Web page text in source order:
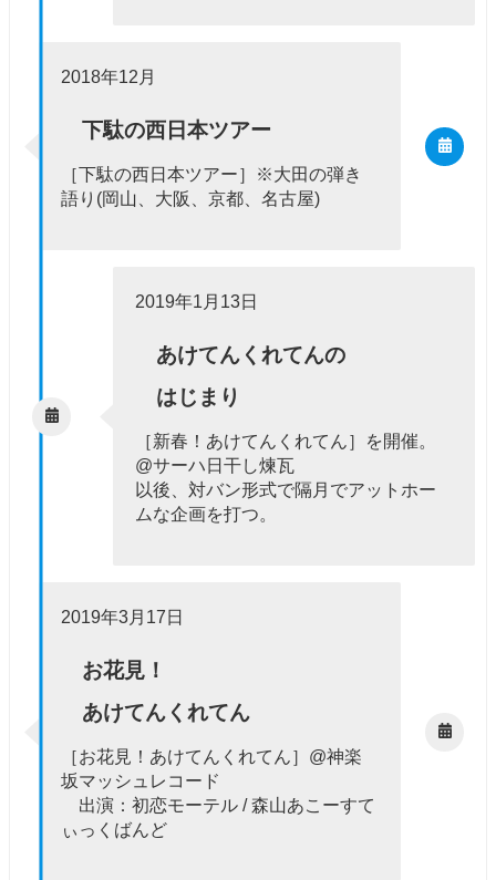
2018年12月
下駄の西日本ツアー
［下駄の西日本ツアー］※大田の弾き
語り(岡山、大阪、京都、名古屋)
2019年1月13日
あけてんくれてんの
はじまり
［新春！あけてんくれてん］を開催。
@サーハ日干し煉瓦
以後、対バン形式で隔月でアットホー
ムな企画を打つ。
2019年3月17日
お花見！
あけてんくれてん
［お花見！あけてんくれてん］@神楽
坂マッシュレコード
出演：初恋モーテル / 森山あこーすて
ぃっくばんど